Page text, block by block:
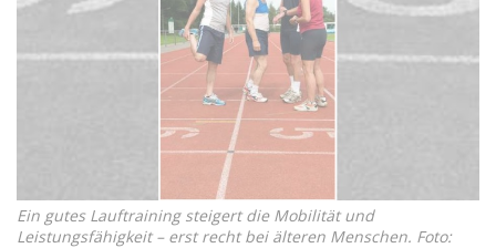
Ein gutes Lauftraining steigert die Mobilität und
Leistungsfähigkeit – erst recht bei älteren Menschen. Foto: